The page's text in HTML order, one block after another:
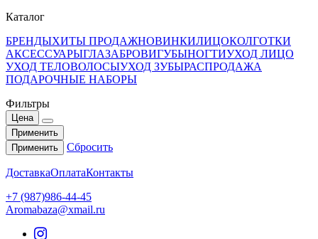
Каталог
БРЕНДЫХИТЫ ПРОДАЖНОВИНКИЛИЦОКОЛГОТКИ
АКСЕССУАРЫГЛАЗАБРОВИГУБЫНОГТИУХОД ЛИЦО
УХОД ТЕЛОВОЛОСЫУХОД ЗУБЫРАСПРОДАЖА
ПОДАРОЧНЫЕ НАБОРЫ
Фильтры
Цена
Применить
Применить
Сбросить
ДоставкаОплатаКонтакты
+7 (987)986-44-45
Aromabaza@xmail.ru